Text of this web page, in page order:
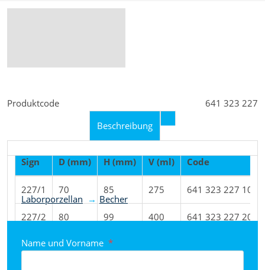
Produktcode
641 323 227
Beschreibung
Sign D (mm) H (mm) V (ml) Code
227/1 70 85 275 641 323 227 101
227/2 80 99 400 641 323 227 201
227/3 90 116
Produkt nach Kategorien eingestuft
Laborporzellan Becher
Name und Vorname *